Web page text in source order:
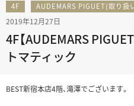
4F AUDEMARS PIGUET(取り扱
2019年12月27日
4F【AUDEMARS
トマティック
BEST新宿本店4階、滝澤でございます。